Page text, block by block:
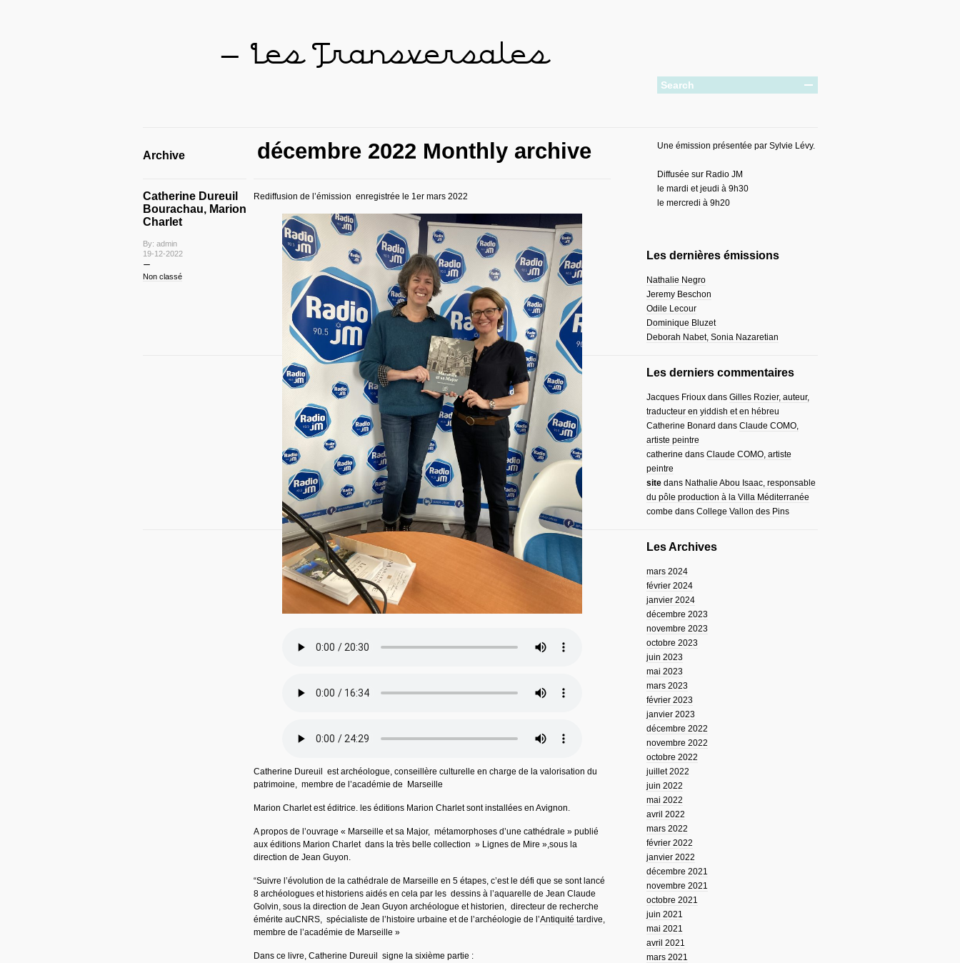
— Les Transversales
Archive décembre 2022 Monthly archive
Catherine Dureuil
Bourachau, Marion
Charlet
By: admin
19-12-2022
Non classé
Rediffusion de l’émission enregistrée le 1er mars 2022
Catherine Dureuil est archéologue, conseillère culturelle en charge de la valorisation du
patrimoine, membre de l’académie de Marseille
Marion Charlet est éditrice. les éditions Marion Charlet sont installées en Avignon.
A propos de l’ouvrage « Marseille et sa Major, métamorphoses d’une cathédrale » publié
aux éditions Marion Charlet dans la très belle collection » Lignes de Mire »,sous la
direction de Jean Guyon.
“Suivre l’évolution de la cathédrale de Marseille en 5 étapes, c’est le défi que se sont lancé
8 archéologues et historiens aidés en cela par les dessins à l’aquarelle de Jean Claude
Golvin, sous la direction de Jean Guyon archéologue et historien, directeur de recherche
émérite auCNRS, spécialiste de l’histoire urbaine et de l’archéologie de l’Antiquité tardive,
membre de l’académie de Marseille »
Dans ce livre, Catherine Dureuil signe la sixième partie :
Une émission présentée par Sylvie Lévy.
Diffusée sur Radio JM
le mardi et jeudi à 9h30
le mercredi à 9h20
Les dernières émissions
Nathalie Negro
Jeremy Beschon
Odile Lecour
Dominique Bluzet
Deborah Nabet, Sonia Nazaretian
Les derniers commentaires
Jacques Friouxdans Gilles Rozier, auteur,
traducteur en yiddish et en hébreu
Catherine Bonard dans Claude COMO,
artiste peintre
catherine dans Claude COMO, artiste
peintre
sitedans Nathalie Abou Isaac, responsable
du pôle production à la Villa Méditerranée
combe dans College Vallon des Pins
Les Archives
mars 2024
février 2024
janvier 2024
décembre 2023
novembre 2023
octobre 2023
juin 2023
mai 2023
mars 2023
février 2023
janvier 2023
décembre 2022
novembre 2022
octobre 2022
juillet 2022
juin 2022
mai 2022
avril 2022
mars 2022
février 2022
janvier 2022
décembre 2021
novembre 2021
octobre 2021
juin 2021
mai 2021
avril 2021
mars 2021